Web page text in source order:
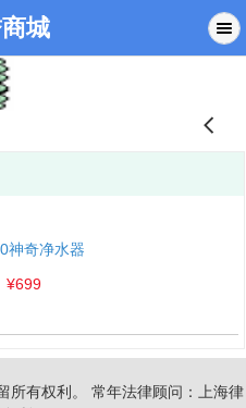
城
󰊒
神奇净水器
¥699
所有权利。 常年法律顾问：上海律